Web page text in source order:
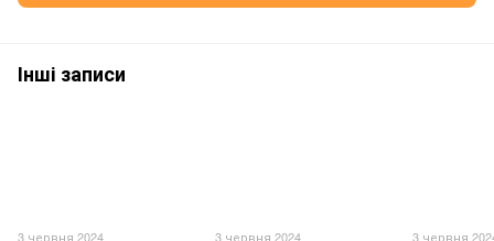
Інші записи
3 червня 2024 3 червня 2024 3 червня